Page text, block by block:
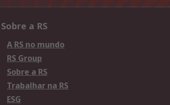
Sobre a RS
A RS no mundo
RS Group
Sobre a RS
Trabalhar na RS
ESG